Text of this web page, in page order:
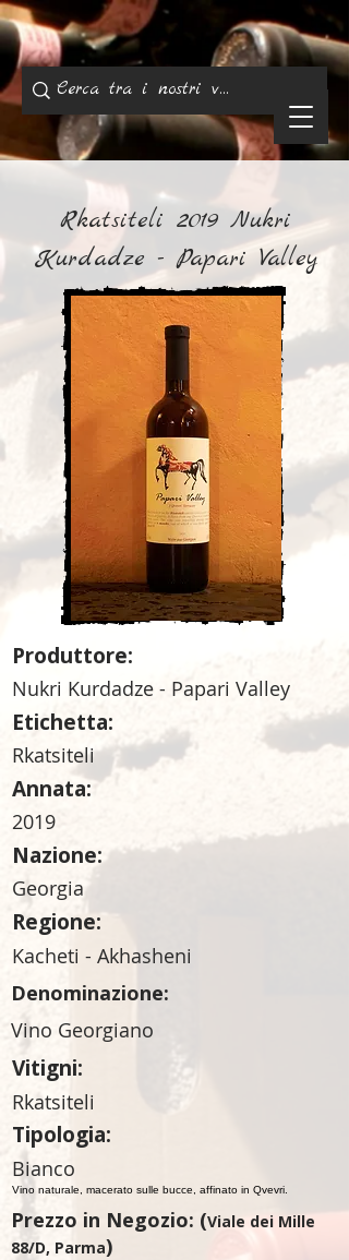
Rkatsiteli 2019 Nukri
Kurdadze - Papari Valley
Produttore:
Nukri Kurdadze - Papari Valley
Etichetta:
Rkatsiteli
Annata:
2019
Nazione:
Georgia
Regione:
Kacheti - Akhasheni
Denominazione:
Vino Georgiano
Vitigni:
Rkatsiteli
Tipologia:
Bianco
Vino naturale, macerato sulle bucce, affinato in Qvevri.
Prezzo in Negozio: (Viale dei Mille
88/D, Parma)